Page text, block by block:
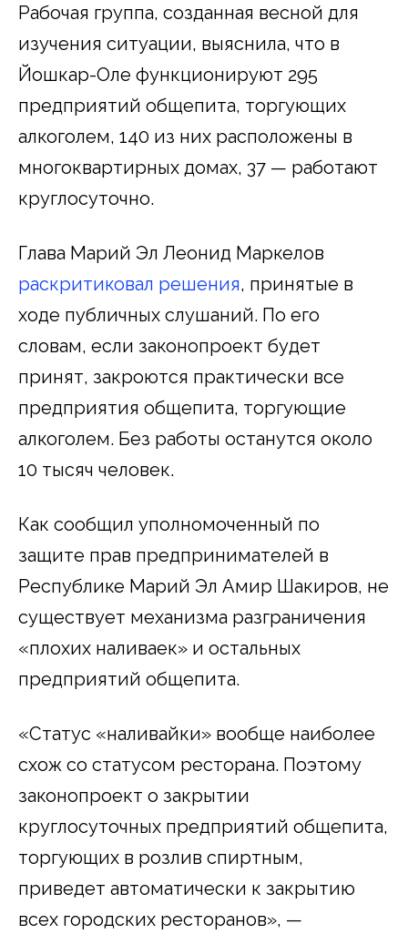
Рабочая группа, созданная весной для
изучения ситуации, выяснила, что в
Йошкар-Оле функционируют 295
предприятий общепита, торгующих
алкоголем, 140 из них расположены в
многоквартирных домах, 37 — работают
круглосуточно.
Глава Марий Эл Леонид Маркелов
раскритиковал решения, принятые в
ходе публичных слушаний. По его
словам, если законопроект будет
принят, закроются практически все
предприятия общепита, торгующие
алкоголем. Без работы останутся около
10 тысяч человек.
Как сообщил уполномоченный по
защите прав предпринимателей в
Республике Марий Эл Амир Шакиров, не
существует механизма разграничения
«плохих наливаек» и остальных
предприятий общепита.
«Статус «наливайки» вообще наиболее
схож со статусом ресторана. Поэтому
законопроект о закрытии
круглосуточных предприятий общепита,
торгующих в розлив спиртным,
приведет автоматически к закрытию
всех городских ресторанов», —